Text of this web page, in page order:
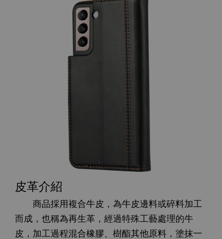
皮革介紹
商品採用複合牛皮，為牛皮邊料或碎料加工
而成，也稱為再生革，經過特殊工藝處理的牛
皮，加工過程混合橡膠、樹酯其他原料，塗抹一